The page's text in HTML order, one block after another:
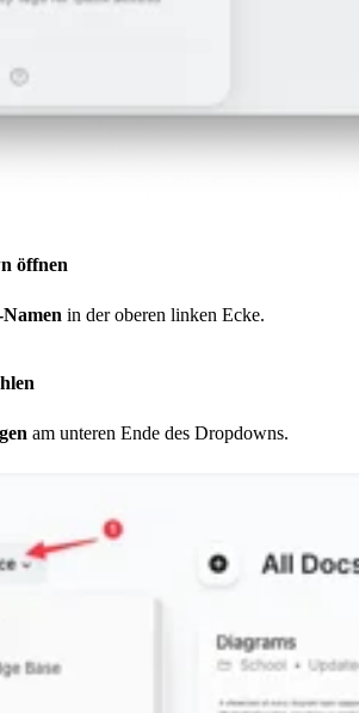
öffnen
Namen in der oberen linken Ecke.
am unteren Ende des Dropdowns.